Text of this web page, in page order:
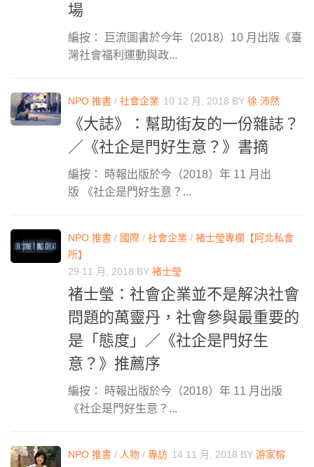
場
編按： 巨流圖書於今年（2018）10 月出版《臺
灣社會福利運動與政...
NPO 推書 / 社會企業 10 12 月, 2018 BY 徐 沛然
《大誌》：幫助街友的一份雜誌？
／《社企是門好生意？》書摘
編按： 時報出版於今（2018）年 11 月出
版 《社企是門好生意？...
NPO 推書 / 國際 / 社會企業 / 褚士瑩專欄【阿北私會
所】
29 11 月, 2018 BY 褚士瑩
褚士瑩：社會企業並不是解決社會
問題的萬靈丹，社會參與最重要的
是「態度」／《社企是門好生
意？》推薦序
編按： 時報出版於今（2018）年 11 月出版
《社企是門好生意？...
NPO 推書 / 人物 / 專訪 14 11 月, 2018 BY 游家榕